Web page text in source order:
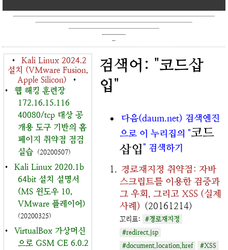
•
Kali Linux 2024.2
설치 (VMware Fusion,
Apple Silicon)
•
•
웹 해킹 훈련장
172.16.15.116
40080/tcp 대상 공
개용 도구 기반의 홈
페이지 취약점 점검
실습 (20200507)
•
Kali Linux 2020.1b
64bit 설치 설명서
(MS 윈도우 10,
VMware 플레이어)
(20200325)
•
VirtualBox 가상머신
으로 GSM CE 6.0.2
검색어: "코드삽
입"
다음(daum.net) 검색엔진
으로 이 누리집의 "코드
삽입" 검색하기
경로재지정 취약점: 자바
스크립트를 이용한 검증과
그 우회, 그리고 XSS (실제
사례) (20161214)
꼬리표:
#경로재지정
#redirect.jsp
#document.location.href
#XSS